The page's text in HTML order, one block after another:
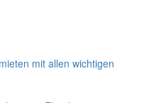
mit allen wichtigen